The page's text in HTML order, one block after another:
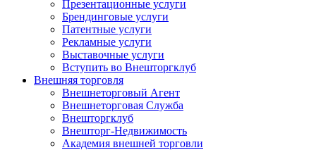
Презентационные услуги
Брендинговые услуги
Патентные услуги
Рекламные услуги
Выставочные услуги
Вступить во Внешторгклуб
Внешняя торговля
Внешнеторговый Агент
Внешнеторговая Служба
Внешторгклуб
Внешторг-Недвижимость
Академия внешней торговли